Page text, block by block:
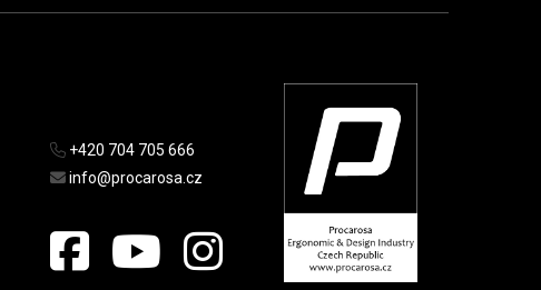
+420 704 705 666
info@procarosa.cz